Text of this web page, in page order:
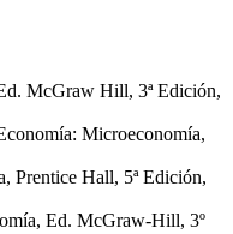
McGraw Hill, 3ª Edición,
Microeconomía,
Prentice Hall, 5ª Edición,
Ed. McGraw-Hill, 3º